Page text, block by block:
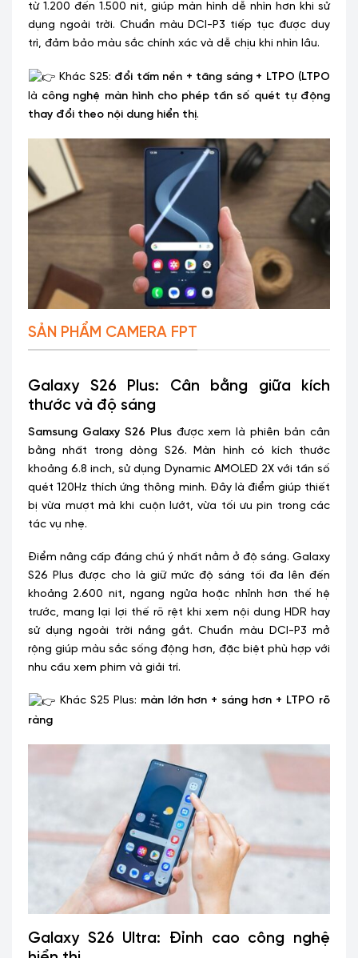
từ 1.200 đến 1.500 nit, giúp màn hình dễ nhìn hơn khi sử
dụng ngoài trời. Chuẩn màu DCI-P3 tiếp tục được duy
trì, đảm bảo màu sắc chính xác và dễ chịu khi nhìn lâu.
Khác S25: đổi tấm nền + tăng sáng + LTPO (LTPO
là công nghệ màn hình cho phép tần số quét tự động
thay đổi theo nội dung hiển thị.
SẢN PHẨM CAMERA FPT
Galaxy S26 Plus: Cân bằng giữa kích
thước và độ sáng
Samsung Galaxy S26 Plusđược xem là phiên bản cân
bằng nhất trong dòng S26. Màn hình có kích thước
khoảng 6.8 inch, sử dụng Dynamic AMOLED 2X với tần số
quét 120Hz thích ứng thông minh. Đây là điểm giúp thiết
bị vừa mượt mà khi cuộn lướt, vừa tối ưu pin trong các
tác vụ nhẹ.
Điểm nâng cấp đáng chú ý nhất nằm ở độ sáng. Galaxy
S26 Plus được cho là giữ mức độ sáng tối đa lên đến
khoảng 2.600 nit, ngang ngửa hoặc nhỉnh hơn thế hệ
trước, mang lại lợi thế rõ rệt khi xem nội dung HDR hay
sử dụng ngoài trời nắng gắt. Chuẩn màu DCI-P3 mở
rộng giúp màu sắc sống động hơn, đặc biệt phù hợp với
nhu cầu xem phim và giải trí.
Khác S25 Plus: màn lớn hơn + sáng hơn + LTPO rõ
ràng
Galaxy S26 Ultra: Đỉnh cao công nghệ